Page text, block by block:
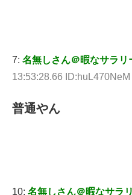
7: 名無しさん＠暇なサラリ
13:53:28.66 ID:huL470NeM
普通やん
10: 名無しさん＠暇なサラ